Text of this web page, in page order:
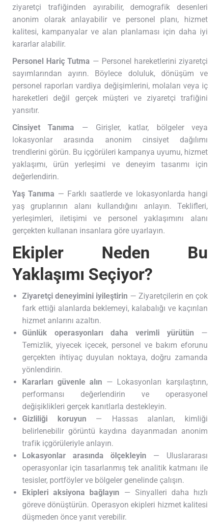
ziyaretçi trafiğinden ayırabilir, demografik desenleri
anonim olarak anlayabilir ve personel planı, hizmet
kalitesi, kampanyalar ve alan planlaması için daha iyi
kararlar alabilir.
Personel Hariç Tutma — Personel hareketlerini ziyaretçi
sayımlarından ayırın. Böylece doluluk, dönüşüm ve
personel raporları vardiya değişimlerini, molaları veya iç
hareketleri değil gerçek müşteri ve ziyaretçi trafiğini
yansıtır.
Cinsiyet Tanıma — Girişler, katlar, bölgeler veya
lokasyonlar arasında anonim cinsiyet dağılımı
trendlerini görün. Bu içgörüleri kampanya uyumu, hizmet
yaklaşımı, ürün yerleşimi ve deneyim tasarımı için
değerlendirin.
Yaş Tanıma — Farklı saatlerde ve lokasyonlarda hangi
yaş gruplarının alanı kullandığını anlayın. Teklifleri,
yerleşimleri, iletişimi ve personel yaklaşımını alanı
gerçekten kullanan insanlara göre uyarlayın.
Ekipler Neden Bu
Yaklaşımı Seçiyor?
Ziyaretçi deneyimini iyileştirin — Ziyaretçilerin en çok
fark ettiği alanlarda beklemeyi, kalabalığı ve kaçırılan
hizmet anlarını azaltın.
Günlük operasyonları daha verimli yürütün —
Temizlik, yiyecek içecek, personel ve bakım eforunu
gerçekten ihtiyaç duyulan noktaya, doğru zamanda
yönlendirin.
Kararları güvenle alın — Lokasyonları karşılaştırın,
performansı değerlendirin ve operasyonel
değişiklikleri gerçek kanıtlarla destekleyin.
Gizliliği koruyun — Hassas alanları, kimliği
belirlenebilir görüntü kaydına dayanmadan anonim
trafik içgörüleriyle anlayın.
Lokasyonlar arasında ölçekleyin — Uluslararası
operasyonlar için tasarlanmış tek analitik katmanı ile
tesisler, portföyler ve bölgeler genelinde çalışın.
Ekipleri aksiyona bağlayın — Sinyalleri daha hızlı
göreve dönüştürün. Operasyon ekipleri hizmet kalitesi
düşmeden önce yanıt verebilir.